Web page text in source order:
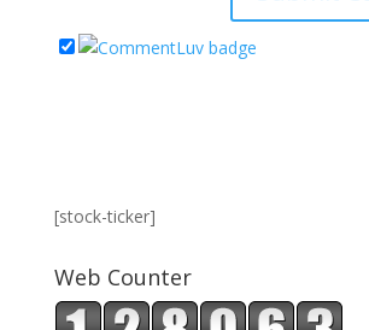
[stock-ticker]
Web Counter